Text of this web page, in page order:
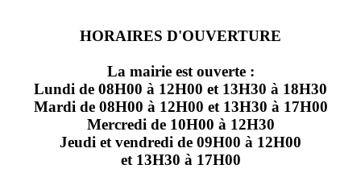
HORAIRES D'OUVERTURE
La mairie est ouverte :
Lundi de 08H00 à 12H00 et 13H30 à 18H30
Mardi de 08H00 à 12H00 et 13H30 à 17H00
Mercredi de 10H00 à 12H30
Jeudi et vendredi de 09H00 à 12H00
et 13H30 à 17H00